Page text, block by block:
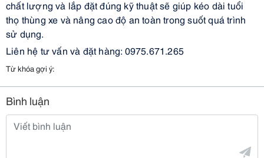
chất lượng và lắp đặt đúng kỹ thuật sẽ giúp kéo dài tuổi
thọ thùng xe và nâng cao độ an toàn trong suốt quá trình
sử dụng.
Liên hệ tư vấn và đặt hàng: 0975.671.265
Từ khóa gợi ý:
Bình luận